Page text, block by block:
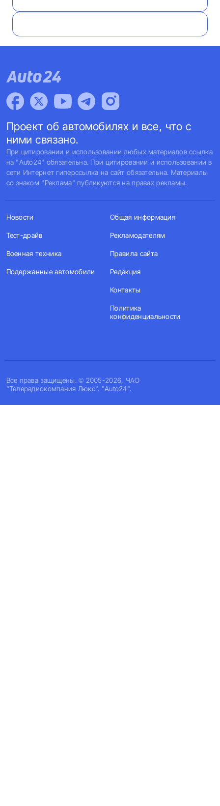
Проект об автомобилях и все, что с
ними связано.
При цитировании и использовании любых материалов ссылка
на "Auto24" обязательна. При цитировании и использовании в
сети Интернет гиперссылка на сайт обязательна. Материалы
со знаком "Реклама" публикуются на правах рекламы.
Все права защищены. © 2005-2026, ЧАО
"Телерадиокомпания Люкс". "Auto24".
Новости
Тест-драйв
Военная техника
Подержанные автомобили
Общая информация
Рекламодателям
Правила сайта
Редакция
Контакты
Политика
конфиденциальности